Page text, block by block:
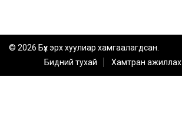
© 2026 Бүх эрх хуулиар хамгаалагдсан.
Бидний тухай
Хамтран ажиллах